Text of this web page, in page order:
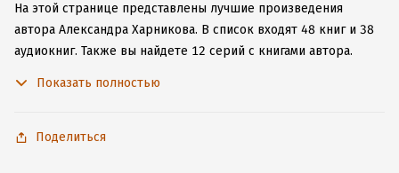
На этой странице представлены лучшие произведения
автора Александра Харникова. В список входят 48 книг и 38
аудиокниг. Также вы найдете 12 серий с книгами автора.
iOS или Android, чтобы не расставаться с любимыми
Показать полностью
Поделиться